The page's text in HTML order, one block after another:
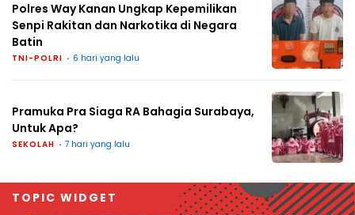
Polres Way Kanan Ungkap Kepemilikan
Senpi Rakitan dan Narkotika di Negara
Batin
TNI-POLRI 6 hari yang lalu
Pramuka Pra Siaga RA Bahagia Surabaya,
Untuk Apa?
SEKOLAH 7 hari yang lalu
TOPIC WIDGET